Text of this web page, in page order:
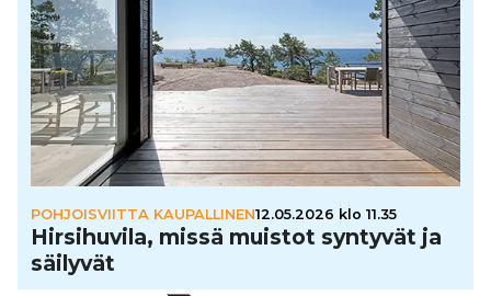
POHJOISVIITTA KAUPALLINEN12.05.2026 klo 11.35
Hir­si­hu­vila, missä muistot syntyvät ja
säilyvät